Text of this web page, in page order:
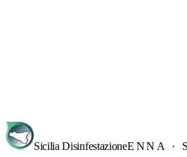
Richiedi sopralluogo
Sicilia DisinfestazioneENNA ·